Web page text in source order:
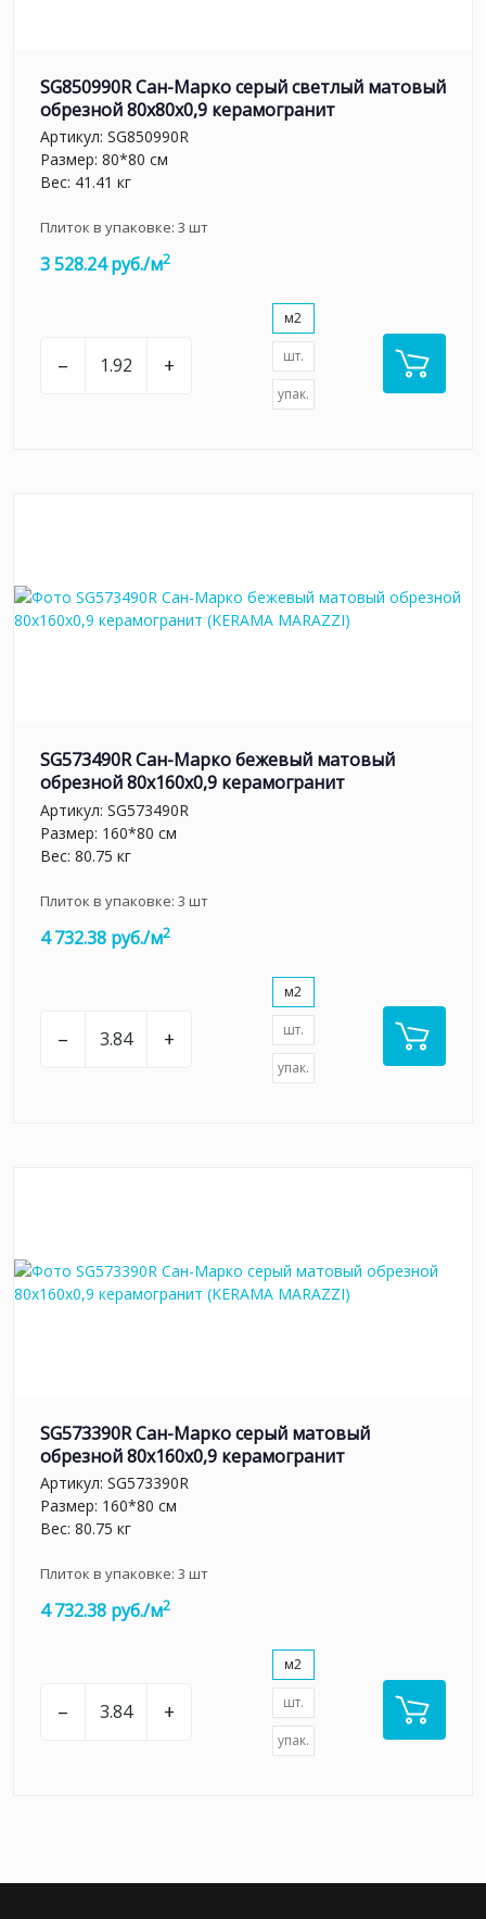
SG850990R Сан-Марко серый светлый матовый
обрезной 80x80x0,9 керамогранит
Артикул: SG850990R
Размер: 80*80 см
Вес: 41.41 кг
Плиток в упаковке: 3 шт
3 528.24 руб./м2
– +
м2
шт.
упак.
SG573490R Сан-Марко бежевый матовый
обрезной 80x160x0,9 керамогранит
Артикул: SG573490R
Размер: 160*80 см
Вес: 80.75 кг
Плиток в упаковке: 3 шт
4 732.38 руб./м2
– +
м2
шт.
упак.
SG573390R Сан-Марко серый матовый
обрезной 80x160x0,9 керамогранит
Артикул: SG573390R
Размер: 160*80 см
Вес: 80.75 кг
Плиток в упаковке: 3 шт
4 732.38 руб./м2
– +
м2
шт.
упак.